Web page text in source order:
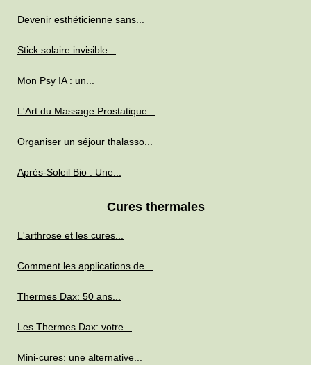
Devenir esthéticienne sans...
Stick solaire invisible...
Mon Psy IA : un...
L'Art du Massage Prostatique...
Organiser un séjour thalasso...
Après-Soleil Bio : Une...
Cures thermales
L'arthrose et les cures...
Comment les applications de...
Thermes Dax: 50 ans...
Les Thermes Dax: votre...
Mini-cures: une alternative...